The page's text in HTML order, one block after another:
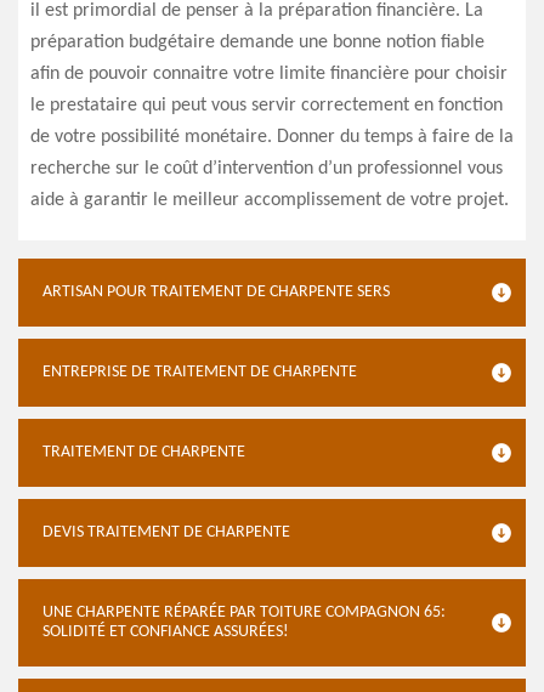
il est primordial de penser à la préparation financière. La
préparation budgétaire demande une bonne notion fiable
afin de pouvoir connaitre votre limite financière pour choisir
le prestataire qui peut vous servir correctement en fonction
de votre possibilité monétaire. Donner du temps à faire de la
recherche sur le coût d’intervention d’un professionnel vous
aide à garantir le meilleur accomplissement de votre projet.
ARTISAN POUR TRAITEMENT DE CHARPENTE SERS
ENTREPRISE DE TRAITEMENT DE CHARPENTE
TRAITEMENT DE CHARPENTE
DEVIS TRAITEMENT DE CHARPENTE
UNE CHARPENTE RÉPARÉE PAR TOITURE COMPAGNON 65:
SOLIDITÉ ET CONFIANCE ASSURÉES!